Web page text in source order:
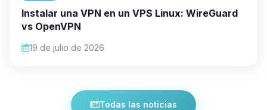
Instalar una VPN en un VPS Linux: WireGuard
vs OpenVPN
19 de julio de 2026
Todas las noticias